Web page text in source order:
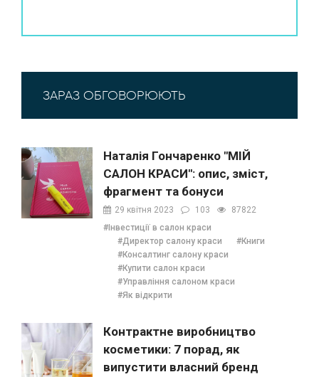
ЗАРАЗ ОБГОВОРЮЮТЬ
Наталія Гончаренко "МІЙ
САЛОН КРАСИ": опис, зміст,
фрагмент та бонуси
29 квітня 2023 103
87822
#Інвестиції в салон краси
#Директор салону краси
#Книги
#Консалтинг салону краси
#Купити салон краси
#Управління салоном краси
#Як відкрити
Контрактне виробництво
косметики: 7 порад, як
випустити власний бренд